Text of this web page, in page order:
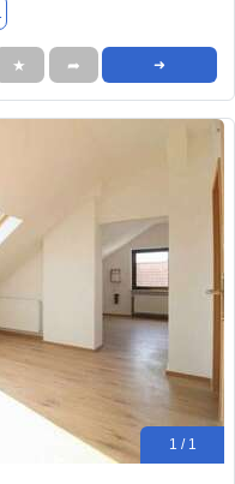
★ ➦ ➜
1 / 1